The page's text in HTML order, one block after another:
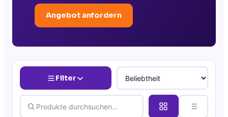
Angebot anfordern
Filter